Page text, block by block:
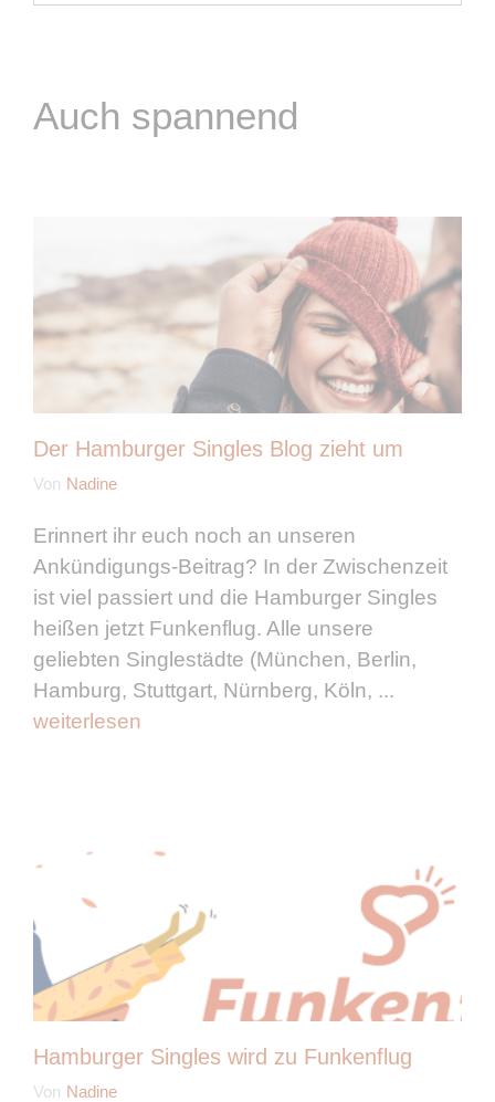
Auch spannend
Der Hamburger Singles Blog zieht um
Von Nadine
Erinnert ihr euch noch an unseren
Ankündigungs-Beitrag? In der Zwischenzeit
ist viel passiert und die Hamburger Singles
heißen jetzt Funkenflug. Alle unsere
geliebten Singlestädte (München, Berlin,
Hamburg, Stuttgart, Nürnberg, Köln, ...
weiterlesen
Hamburger Singles wird zu Funkenflug
Von Nadine